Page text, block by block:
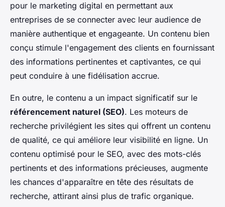
pour le marketing digital en permettant aux
entreprises de se connecter avec leur audience de
manière authentique et engageante. Un contenu bien
conçu stimule l'engagement des clients en fournissant
des informations pertinentes et captivantes, ce qui
peut conduire à une fidélisation accrue.
En outre, le contenu a un impact significatif sur le
référencement naturel (SEO). Les moteurs de
recherche privilégient les sites qui offrent un contenu
de qualité, ce qui améliore leur visibilité en ligne. Un
contenu optimisé pour le SEO, avec des mots-clés
pertinents et des informations précieuses, augmente
les chances d'apparaître en tête des résultats de
recherche, attirant ainsi plus de trafic organique.